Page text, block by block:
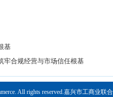
基
牢合规经营与市场信任根基
All rights reserved.嘉兴市工商业联